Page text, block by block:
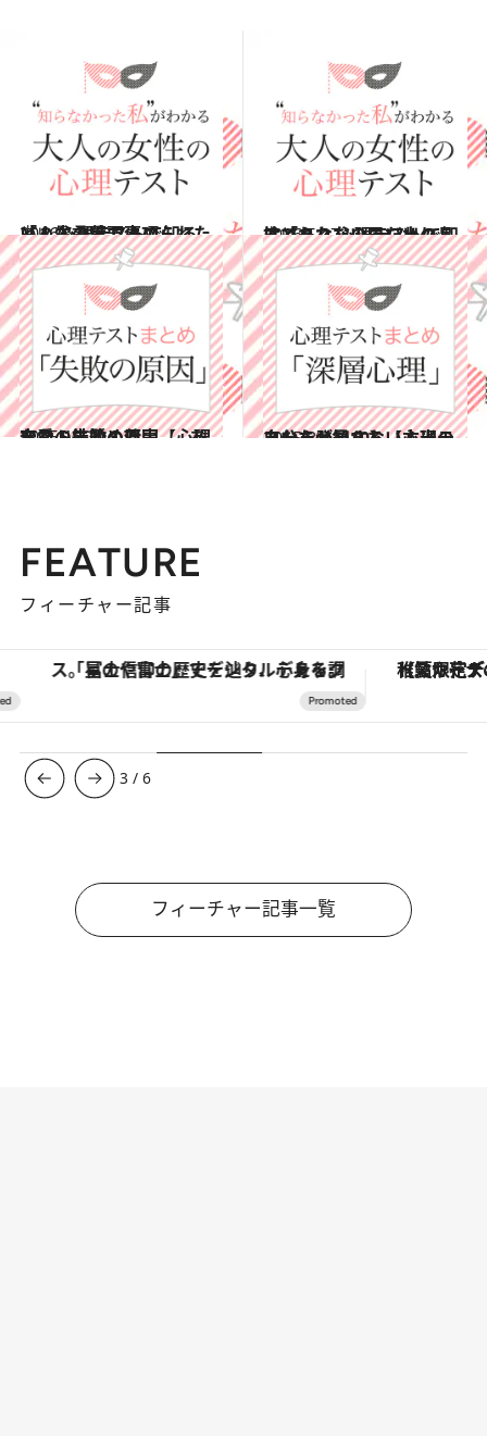
2016.6.11
どんな言葉で褒められたい？ 心理テストで知る「人生の重要事項」
占い 2016.5.27
捨てられない思い出の品はどれ？ 心理テストで知る「あなたのこだわり」
占い
2015.12.30
恋愛・結婚・仕事……あなたの失敗の原因【心理テストまとめ7】
占い 2015.8.21
あなたが知らない本当の自分を発見する【心理テストまとめ10】
占い
FEATURE
フィーチャー記事
「星のや富士」でデジタルデトックス。冨士信仰の歴史を辿り、心身を調える。 【夏限定ディナーコース】旬を
3 /6
フィーチャー記事一覧